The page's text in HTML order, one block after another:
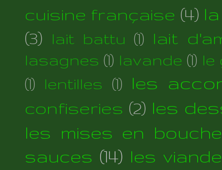
cuisine française (4)
(3)
lait battu (1) lait
lasagnes (1) lavande (1) le
(1)
lentilles (1) les
confiseries (2) les
les mises en bouche
sauces (14) les